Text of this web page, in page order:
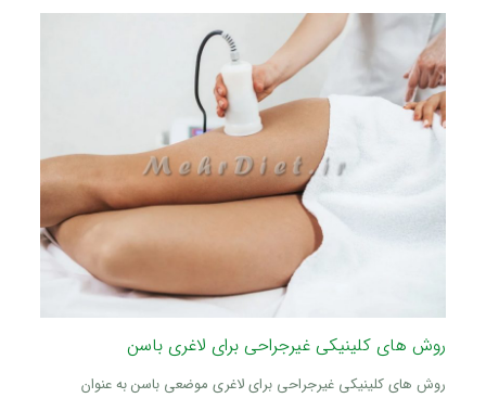
روش‌ های کلینیکی غیرجراحی برای لاغری باسن
روش‌ های کلینیکی غیرجراحی برای لاغری موضعی باسن به‌ عنوان